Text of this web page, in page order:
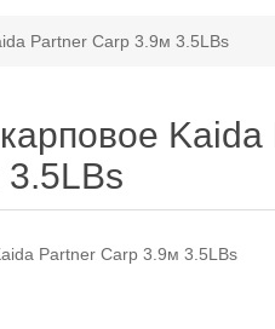
Partner Carp 3.9м 3.5LBs
Kaida
Partner Carp 3.9м 3.5LBs